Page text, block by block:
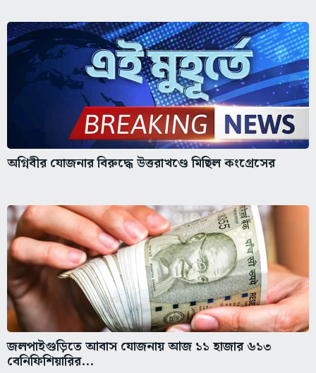
অগ্নিবীর যোজনার বিরুদ্ধে উত্তরাখণ্ডে মিছিল কংগ্রেসের
জলপাইগুড়িতে আবাস যোজনায় আজ ১১ হাজার ৬১৩
বেনিফিশিয়ারির...